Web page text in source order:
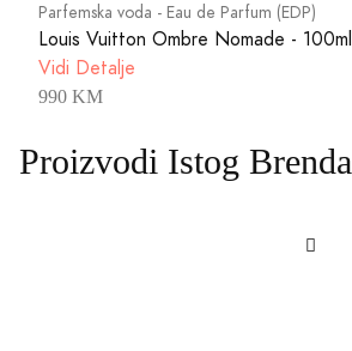
Parfemska voda - Eau de Parfum (EDP)
Louis Vuitton Ombre Nomade - 100ml
Vidi Detalje
990 KM
Proizvodi Istog Brenda